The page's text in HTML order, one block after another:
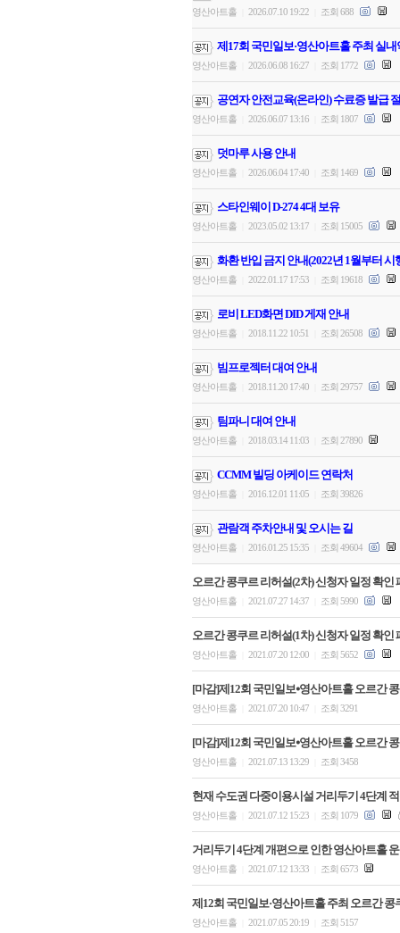
영산아트홀 2026.07.10 19:22 조회 688
제17회 국민일보·영산아트홀 주최 실
영산아트홀 2026.06.08 16:27 조회 1772
공연자 안전교육(온라인) 수료증 발급
영산아트홀 2026.06.07 13:16 조회 1807
덧마루 사용 안내
영산아트홀 2026.06.04 17:40 조회 1469
스타인웨이 D-274 4대 보유
영산아트홀 2023.05.02 13:17 조회 15005
화환 반입 금지 안내(2022년 1월부터 시
영산아트홀 2022.01.17 17:53 조회 19618
로비 LED화면 DID 게재 안내
영산아트홀 2018.11.22 10:51 조회 26508
빔프로젝터 대여 안내
영산아트홀 2018.11.20 17:40 조회 29757
팀파니 대여 안내
영산아트홀 2018.03.14 11:03 조회 27890
CCMM 빌딩 아케이드 연락처
영산아트홀 2016.12.01 11:05 조회 39826
관람객 주차안내 및 오시는 길
영산아트홀 2016.01.25 15:35 조회 49604
오르간 콩쿠르 리허설(2차) 신청자 일정 확인
영산아트홀 2021.07.27 14:37 조회 5990
오르간 콩쿠르 리허설(1차) 신청자 일정 확인
영산아트홀 2021.07.20 12:00 조회 5652
[마감]제12회 국민일보⦁영산아트홀 오르간
영산아트홀 2021.07.20 10:47 조회 3291
[마감]제12회 국민일보⦁영산아트홀 오르간
영산아트홀 2021.07.13 13:29 조회 3458
현재 수도권 다중이용시설 거리두기 4단계
영산아트홀 2021.07.12 15:23 조회 1079
거리두기 4단계 개편으로 인한 영산아트홀
영산아트홀 2021.07.12 13:33 조회 6573
제12회 국민일보·영산아트홀 주최 오르간 콩
영산아트홀 2021.07.05 20:19 조회 5157